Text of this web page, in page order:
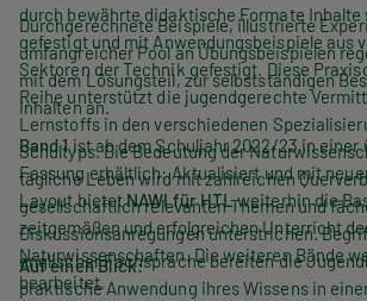
durch bewährte didaktische Formate
gefestigt und mit Anwendungsbeispiele aus
Sektoren der Technik gefestigt. Diese
Reihe unterstützt die jugendgerechte
Lernstoffs in den verschiedenen
Schultyps. Die Bedeutung der
tägliche Leben wird mit zahlreichen
gesellschaftlich relevanten Themen und
Diskussionsanregungen unterstrichen.
englischer Fachsprache bereiten die
praktische Anwendung ihres Wissens in
Durchgerechnete Beispiele, illustrierte
umfangreicher Pool an Übungsbeispielen
mit dem Lösungsteil, zur selbstständigen
Inhalten an.
Band 1ist ab dem Schuljahr 2022/23 in einer
Fassung erhältlich: Aktualisiert und mit
Layout bietetNAWI für HTLweiterhin die
zeitgemäßen und erfolgreichen Unterricht
Naturwissenschaften. Die weiteren Bände
bearbeitet.
Auf einen Blick: